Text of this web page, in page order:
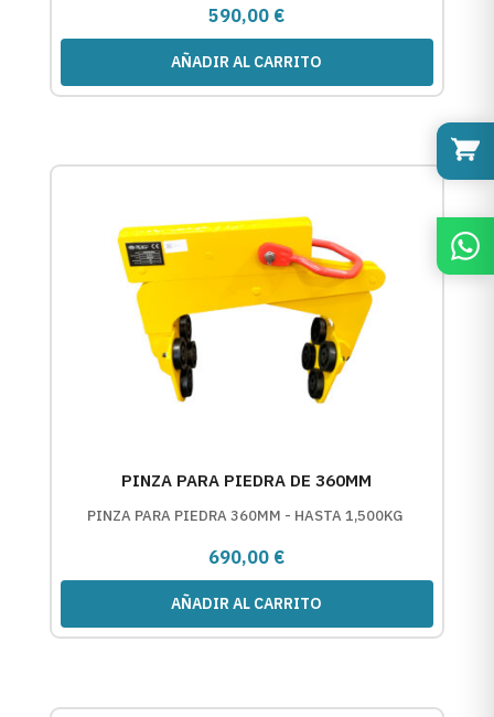
590,00€
AÑADIR AL CARRITO
PINZA PARA PIEDRA DE 360MM
PINZA PARA PIEDRA 360MM - HASTA 1,500KG
690,00€
AÑADIR AL CARRITO